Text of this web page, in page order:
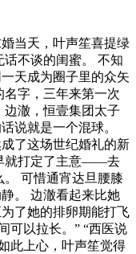
当天，叶声笙喜提绿
不谈的闺蜜。 不知
天成为圈子里的众矢
字，三年来第一次
澈，恒壹集团太子
说就是一个混球。
了这场世纪婚礼的新
就打定了主意——去
可惜通宵达旦腰膝
。 边澈看起来比她
了她的排卵期能打飞
可以拉长。” “西医说
此上心，叶声笙觉得